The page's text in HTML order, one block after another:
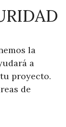
la
a
proyecto.
de